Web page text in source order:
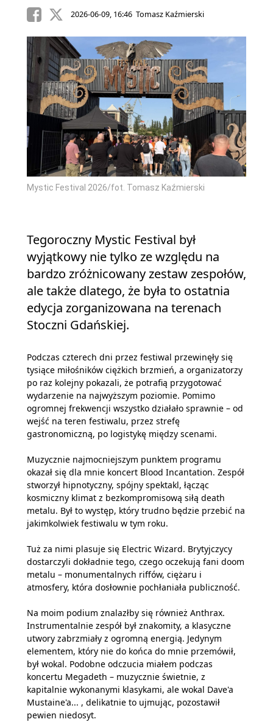
2026-06-09, 16:46 Tomasz Kaźmierski
Mystic Festival 2026/fot. Tomasz Kaźmierski
Tegoroczny Mystic Festival był
wyjątkowy nie tylko ze względu na
bardzo zróżnicowany zestaw zespołów,
ale także dlatego, że była to ostatnia
edycja zorganizowana na terenach
Stoczni Gdańskiej.
Podczas czterech dni przez festiwal przewinęły się
tysiące miłośników ciężkich brzmień, a organizatorzy
po raz kolejny pokazali, że potrafią przygotować
wydarzenie na najwyższym poziomie. Pomimo
ogromnej frekwencji wszystko działało sprawnie – od
wejść na teren festiwalu, przez strefę
gastronomiczną, po logistykę między scenami.
Muzycznie najmocniejszym punktem programu
okazał się dla mnie koncert Blood Incantation. Zespół
stworzył hipnotyczny, spójny spektakl, łącząc
kosmiczny klimat z bezkompromisową siłą death
metalu. Był to występ, który trudno będzie przebić na
jakimkolwiek festiwalu w tym roku.
Tuż za nimi plasuje się Electric Wizard. Brytyjczycy
dostarczyli dokładnie tego, czego oczekują fani doom
metalu – monumentalnych riffów, ciężaru i
atmosfery, która dosłownie pochłaniała publiczność.
Na moim podium znalazłby się również Anthrax.
Instrumentalnie zespół był znakomity, a klasyczne
utwory zabrzmiały z ogromną energią. Jedynym
elementem, który nie do końca do mnie przemówił,
był wokal. Podobne odczucia miałem podczas
koncertu Megadeth – muzycznie świetnie, z
kapitalnie wykonanymi klasykami, ale wokal Dave'a
Mustaine'a... , delikatnie to ujmując, pozostawił
pewien niedosyt.